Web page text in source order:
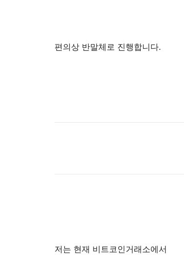
편의상 반말체로 진행합니다.
저는 현재 비트코인거래소에서